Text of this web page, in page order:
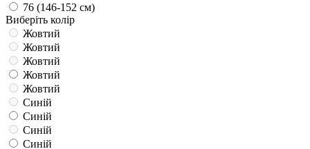
76 (146-152 см)
Виберіть колір
Жовтий
Жовтий
Жовтий
Жовтий
Жовтий
Синій
Синій
Синій
Синій